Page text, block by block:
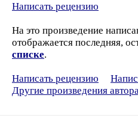
Написать рецензию
На это произведение
отображается последняя,
списке.
Написать рецензию
Другие произведения